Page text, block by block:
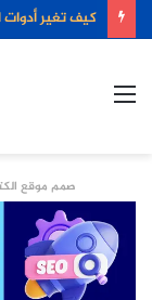
كيف تغير
صمم موقع